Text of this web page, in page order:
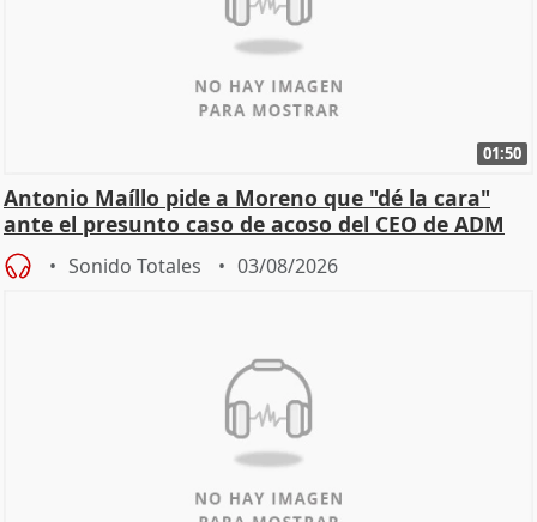
01:50
Antonio Maíllo pide a Moreno que "dé la cara"
ante el presunto caso de acoso del CEO de ADM
Sonido Totales 03/08/2026